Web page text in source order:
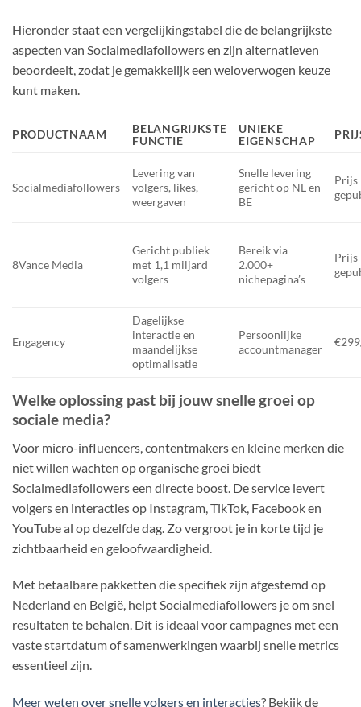
Hieronder staat een vergelijkingstabel die de belangrijkste
aspecten van Socialmediafollowers en zijn alternatieven
beoordeelt, zodat je gemakkelijk een weloverwogen keuze
kunt maken.
PRODUCTNAAM
BELANGRIJKSTE
FUNCTIE
UNIEKE
EIGENSCHAP
Socialmediafollowers
Levering van
volgers, likes,
weergaven
Snelle levering
gericht op NL en
BE
Prijs
8Vance Media
Gericht publiek
met 1,1 miljard
volgers
Bereik via
2.000+
nichepagina’s
Prijs
Engagency
Dagelijkse
interactie en
maandelijkse
optimalisatie
Persoonlijke
accountmanager
Welke oplossing past bij jouw snelle groei op
sociale media?
Voor micro-influencers, contentmakers en kleine merken die
niet willen wachten op organische groei biedt
Socialmediafollowers een directe boost. De service levert
volgers en interacties op Instagram, TikTok, Facebook en
YouTube al op dezelfde dag. Zo vergroot je in korte tijd je
zichtbaarheid en geloofwaardigheid.
Met betaalbare pakketten die specifiek zijn afgestemd op
Nederland en België, helpt Socialmediafollowers je om snel
resultaten te behalen. Dit is ideaal voor campagnes met een
vaste startdatum of samenwerkingen waarbij snelle metrics
essentieel zijn.
Meer weten over snelle volgers en interacties? Bekijk de